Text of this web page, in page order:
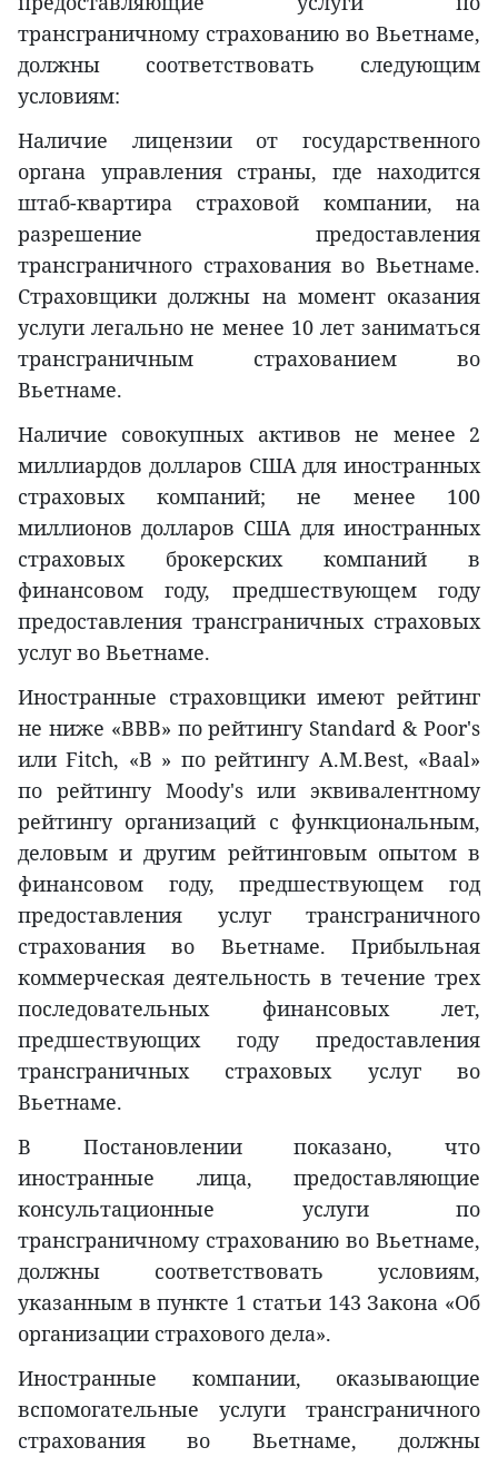
трансграничному страхованию во Вьетнаме,
должны соответствовать следующим
условиям:
Наличие лицензии от государственного
органа управления страны, где находится
штаб-квартира страховой компании, на
разрешение предоставления
трансграничного страхования во Вьетнаме.
Страховщики должны на момент оказания
услуги легально не менее 10 лет заниматься
трансграничным страхованием во
Вьетнаме.
Наличие совокупных активов не менее 2
миллиардов долларов США для иностранных
страховых компаний; не менее 100
миллионов долларов США для иностранных
страховых брокерских компаний в
финансовом году, предшествующем году
предоставления трансграничных страховых
услуг во Вьетнаме.
Иностранные страховщики имеют рейтинг
не ниже «BBB» по рейтингу Standard & Poor's
или Fitch, «B » по рейтингу A.M.Best, «Baal»
по рейтингу Moody's или эквивалентному
рейтингу организаций с функциональным,
деловым и другим рейтинговым опытом в
финансовом году, предшествующем год
предоставления услуг трансграничного
страхования во Вьетнаме. Прибыльная
коммерческая деятельность в течение трех
последовательных финансовых лет,
предшествующих году предоставления
трансграничных страховых услуг во
Вьетнаме.
В Постановлении показано, что
иностранные лица, предоставляющие
консультационные услуги по
трансграничному страхованию во Вьетнаме,
должны соответствовать условиям,
указанным в пункте 1 статьи 143 Закона «Об
организации страхового дела».
Иностранные компании, оказывающие
вспомогательные услуги трансграничного
страхования во Вьетнаме, должны